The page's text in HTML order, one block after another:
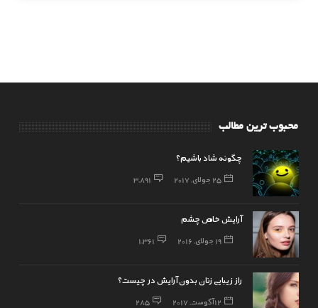
محبوب ترین مطالب
چگونه شاد باشیم؟
25 جولای, 2017 3,891
آرایش خاص چشم
19 جولای, 2016 1,361
راز زیبایی زنان بدون آرایش در چیست؟
12 آگوست, 2017 285